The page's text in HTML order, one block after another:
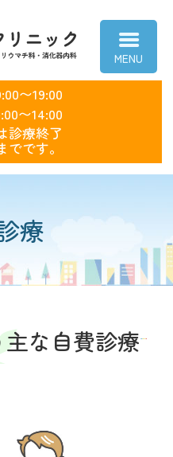
かしはらクリ
〜19:00
〜14:00
診療終了
でです。
療
な自費診療